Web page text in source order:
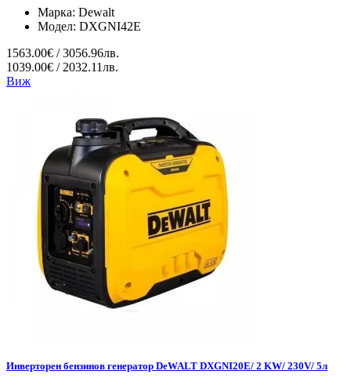
Марка: Dewalt
Модел: DXGNI42E
1563.00€ / 3056.96лв.
1039.00€ / 2032.11лв.
Виж
Инверторен бензинов генератор DeWALT DXGNI20E/ 2 KW/ 230V/ 5л